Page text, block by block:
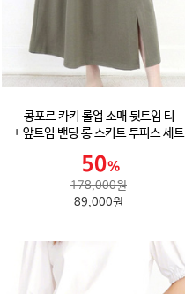
콩포르 카키 롤업 소매 뒷트임 티
+ 앞트임 밴딩 롱 스커트 투피스 세트
178,000원
89,000원